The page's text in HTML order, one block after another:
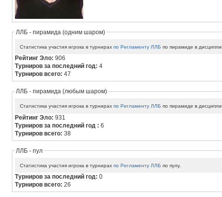
ЛЛБ - пирамида (одним шаром)
Статистика участия игрока в турнирахпо Регламенту ЛЛБ по пирамиде в
Рейтинг Эло:906
Турниров за последний год:4
Турниров всего:47
ЛЛБ - пирамида (любым шаром)
Статистика участия игрока в турнирахпо Регламенту ЛЛБ по пирамиде в
Рейтинг Эло:931
Турниров за последний год :6
Турниров всего:38
ЛЛБ - пул
Статистика участия игрока в турнирахпо Регламенту ЛЛБ по пулу.
Турниров за последний год:0
Турниров всего:26